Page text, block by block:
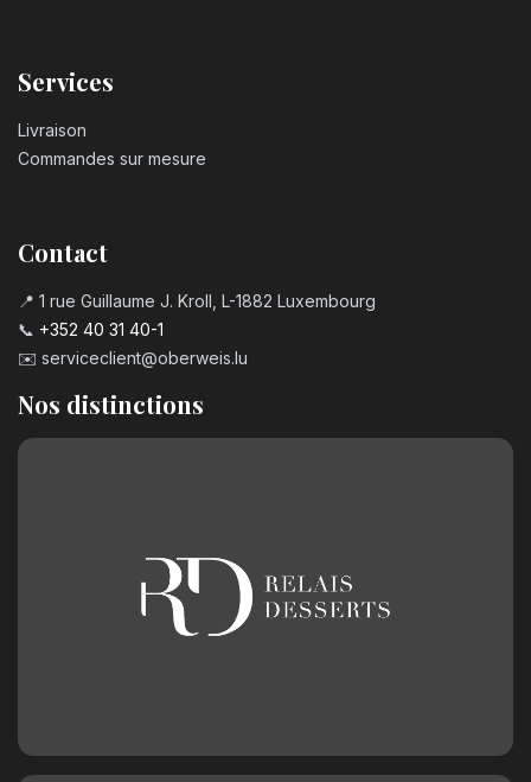
Services
Livraison
Commandes sur mesure
Contact
📍 1 rue Guillaume J. Kroll, L-1882 Luxembourg
📞 +352 40 31 40-1
✉️ serviceclient@oberweis.lu
Nos distinctions